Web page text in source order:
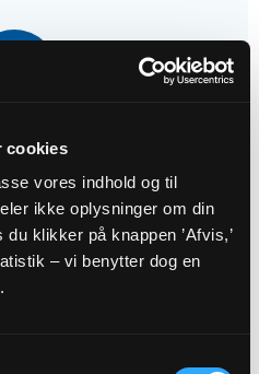
cookies
vores indhold og til
ikke oplysninger om din
klikker på knappen ’Afvis,’
– vi benytter dog en
Kirke...
kl. 09:00
Skoven